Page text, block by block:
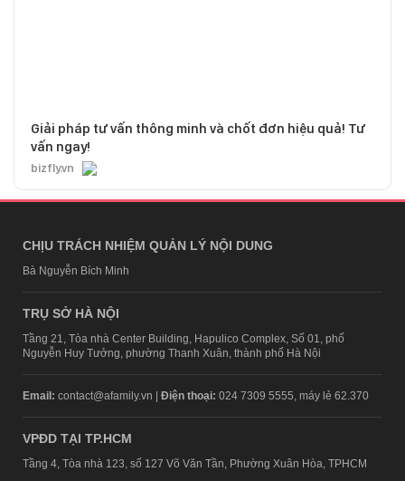
Giải pháp tư vấn thông minh và chốt đơn hiệu quả! Tư
vấn ngay!
bizfly.vn
CHỊU TRÁCH NHIỆM QUẢN LÝ NỘI DUNG
Bà Nguyễn Bích Minh
TRỤ SỞ HÀ NỘI
Tầng 21, Tòa nhà Center Building, Hapulico Complex, Số 01, phố
Nguyễn Huy Tưởng, phường Thanh Xuân, thành phố Hà Nội
Email: contact@afamily.vn | Điện thoại: 024 7309 5555, máy lẻ 62.370
VPĐD TẠI TP.HCM
Tầng 4, Tòa nhà 123, số 127 Võ Văn Tần, Phường Xuân Hòa, TPHCM